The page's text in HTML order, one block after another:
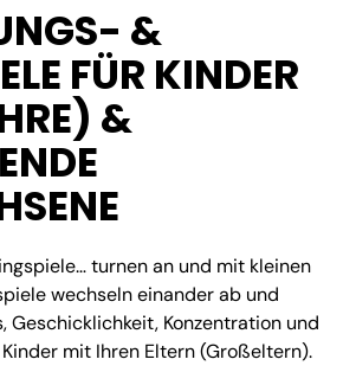
&
FÜR KINDER
&
turnen an und mit kleinen
wechseln einander ab und
Geschicklichkeit, Konzentration und
mit Ihren Eltern (Großeltern).